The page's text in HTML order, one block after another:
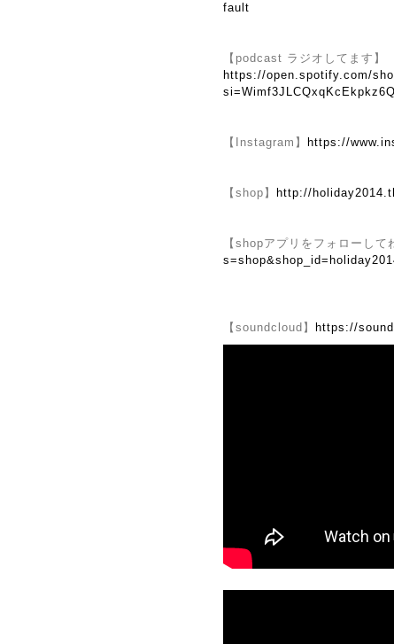
fault
【podcast ラジオしてます】
https://open.spotify.com/
【Instagram】 https://
【shop】 http://
【shopアプリをフォローして
【soundcloud】 https://